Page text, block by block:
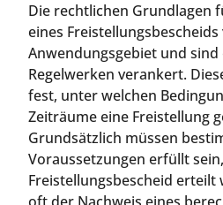
Die rechtlichen Grundlagen
eines
Anwendungsgebiet und
Regelwerken verankert.
fest, unter welchen
Zeiträume eine Freistellung
Grundsätzlich müssen
Voraussetzungen erfüllt
Freistellungsbescheid erteilt